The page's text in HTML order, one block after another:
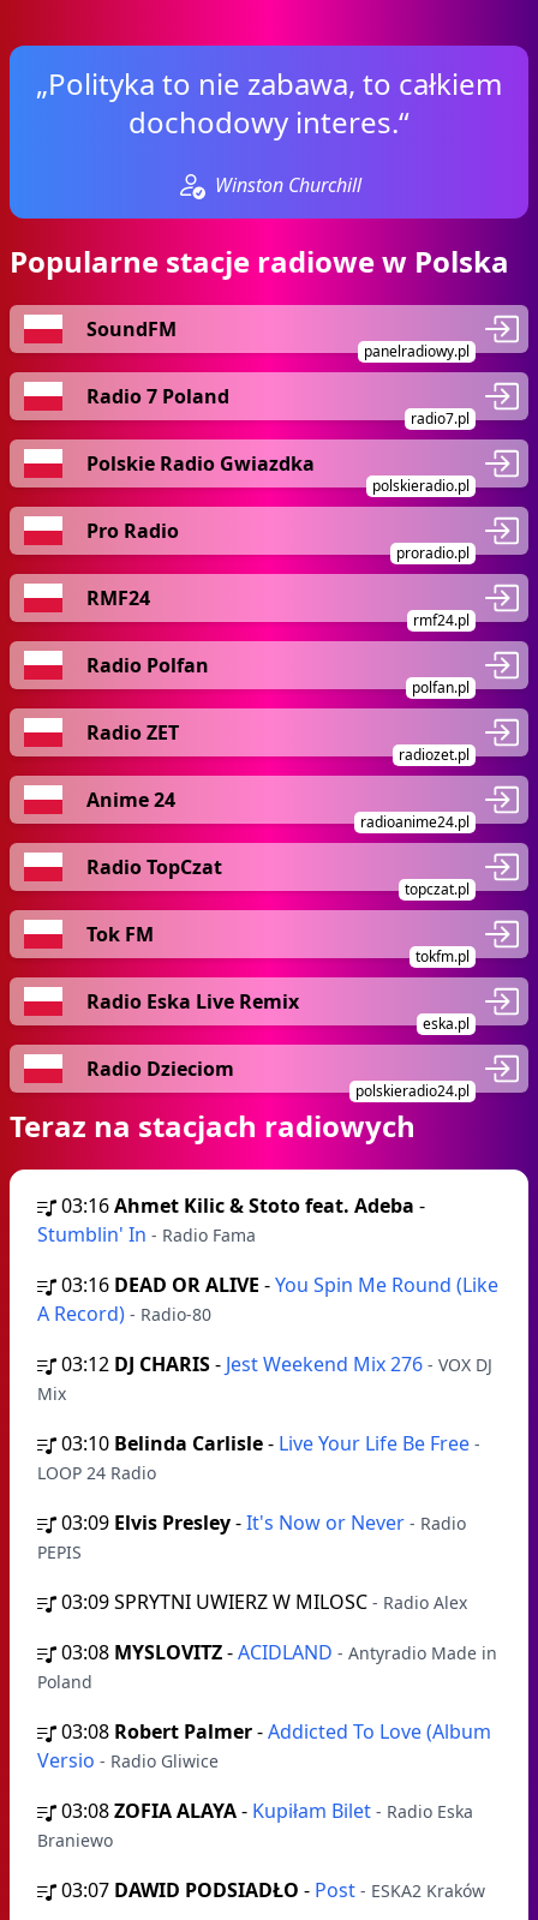
„Polityka to nie zabawa, to całkiem
dochodowy interes.“
Winston Churchill
Popularne stacje radiowe w Polska
SoundFM
panelradiowy.pl
Radio 7 Poland
radio7.pl
Polskie Radio Gwiazdka
polskieradio.pl
Pro Radio
proradio.pl
RMF24
rmf24.pl
Radio Polfan
polfan.pl
Radio ZET
radiozet.pl
Anime 24
radioanime24.pl
Radio TopCzat
topczat.pl
Tok FM
tokfm.pl
Radio Eska Live Remix
eska.pl
Radio Dzieciom
polskieradio24.pl
Teraz na stacjach radiowych
03:16Ahmet Kilic & Stoto feat. Adeba -
Stumblin' In - Radio Fama
03:16 DEAD OR ALIVE -You Spin Me Round (Like
A Record) - Radio-80
03:12 DJ CHARIS- Jest Weekend Mix 276 - VOX DJ
Mix
03:10 Belinda Carlisle- Live Your Life Be Free -
LOOP 24 Radio
03:09 Elvis Presley-It's Now or Never - Radio
PEPIS
03:09SPRYTNI UWIERZ W MILOSC - Radio Alex
03:08 MYSLOVITZ-ACIDLAND - Antyradio Made in
Poland
03:08 Robert Palmer-Addicted To Love (Album
Versio - Radio Gliwice
03:08ZOFIA ALAYA- Kupiłam Bilet - Radio Eska
Braniewo
03:07 DAWID PODSIADŁO - Post - ESKA2 Kraków